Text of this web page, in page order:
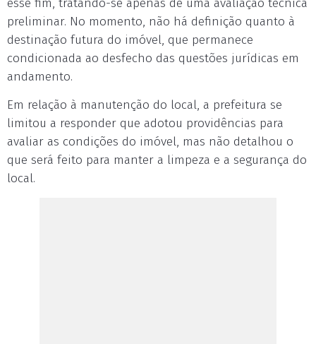
esse fim, tratando-se apenas de uma avaliação técnica
preliminar. No momento, não há definição quanto à
destinação futura do imóvel, que permanece
condicionada ao desfecho das questões jurídicas em
andamento.
Em relação à manutenção do local, a prefeitura se
limitou a responder que adotou providências para
avaliar as condições do imóvel, mas não detalhou o
que será feito para manter a limpeza e a segurança do
local.